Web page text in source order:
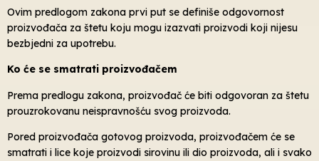
Ovim predlogom zakona prvi put se definiše odgovornost
proizvođača za štetu koju mogu izazvati proizvodi koji nijesu
bezbjedni za upotrebu.
Ko će se smatrati proizvođačem
Prema predlogu zakona, proizvođač će biti odgovoran za štetu
prouzrokovanu neispravnošću svog proizvoda.
Pored proizvođača gotovog proizvoda, proizvođačem će se
smatrati i lice koje proizvodi sirovinu ili dio proizvoda, ali i svako